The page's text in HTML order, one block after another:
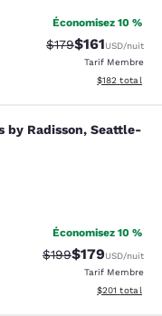
Économisez 10 %
Tarif barré :
$179Tarif réduit :
$161USD/nuit
Tarif Membre
Afficher les
$182 total
Radisson,
by Radisson, Seattle-
commentaires
Économisez 10 %
Tarif barré :
$199Tarif réduit :
$179USD/nuit
Tarif Membre
Afficher les
$201 total